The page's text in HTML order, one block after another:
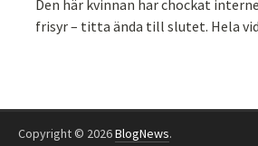
Den här kvinnan har chockat
frisyr – titta ända till slutet. Hela
Copyright © 2026BlogNews.